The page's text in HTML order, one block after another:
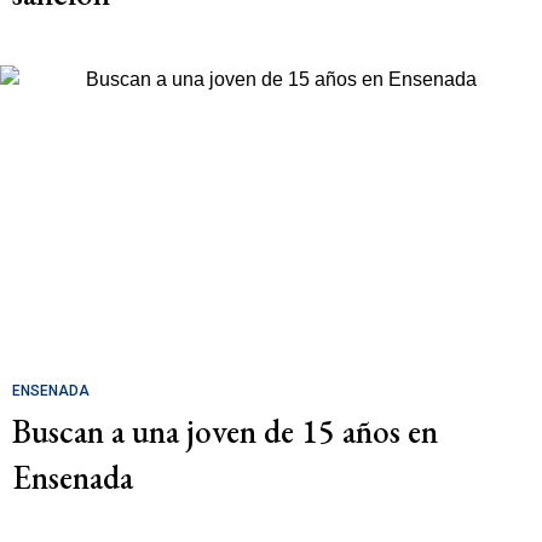
ENSENADA
Buscan a una joven de 15 años en
Ensenada